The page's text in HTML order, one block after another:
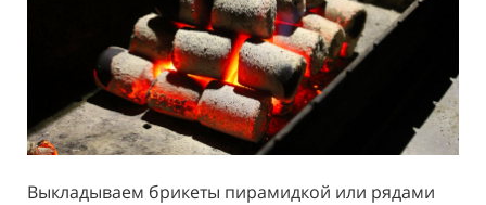
Выкладываем брикеты пирамидкой или рядами